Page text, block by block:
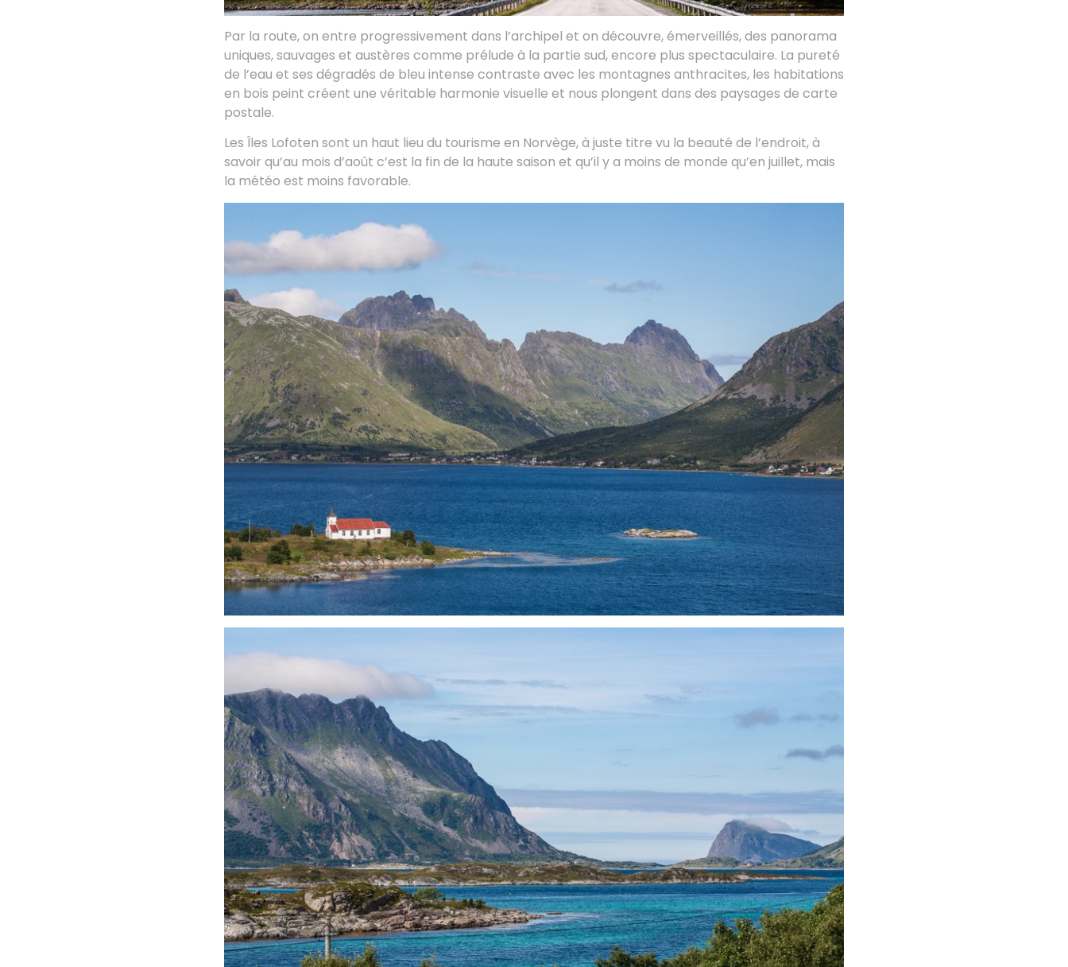
Par la route, on entre progressivement dans l’archipel et on découvre, émerveillés, des panorama
uniques, sauvages et austères comme prélude à la partie sud, encore plus spectaculaire. La pureté
de l’eau et ses dégradés de bleu intense contraste avec les montagnes anthracites, les habitations
en bois peint créent une véritable harmonie visuelle et nous plongent dans des paysages de carte
postale.
Les Îles Lofoten sont un haut lieu du tourisme en Norvège, à juste titre vu la beauté de l’endroit, à
savoir qu’au mois d’août c’est la fin de la haute saison et qu’il y a moins de monde qu’en juillet, mais
la météo est moins favorable.